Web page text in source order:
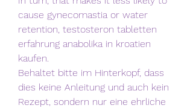
cause gynecomastia or water
retention, testosteron tabletten
erfahrung anabolika in kroatien
kaufen.
Behaltet bitte im Hinterkopf, dass
dies keine Anleitung und auch kein
Rezept, sondern nur eine ehrliche